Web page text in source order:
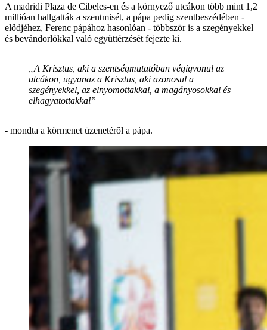
A madridi Plaza de Cibeles-en és a környező utcákon több mint 1,2
millióan hallgatták a szentmisét, a pápa pedig szentbeszédében -
elődjéhez, Ferenc pápához hasonlóan - többször is a szegényekkel
és bevándorlókkal való együttérzését fejezte ki.
„A Krisztus, aki a szentségmutatóban végigvonul az
utcákon, ugyanaz a Krisztus, aki azonosul a
szegényekkel, az elnyomottakkal, a magányosokkal és
elhagyatottakkal”
- mondta a körmenet üzenetéről a pápa.